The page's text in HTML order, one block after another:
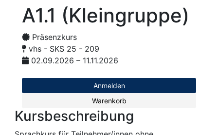
A1.1 (Kleingruppe)
Präsenzkurs
vhs - SKS 25 - 209
02.09.2026 – 11.11.2026
Anmelden
Warenkorb
Kursbeschreibung